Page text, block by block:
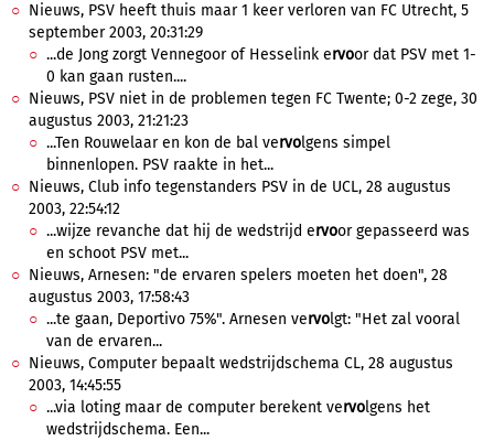
Nieuws, PSV heeft thuis maar 1 keer verloren van FC Utrecht, 5
september 2003, 20:31:29
...de Jong zorgt Vennegoor of Hesselink ervoor dat PSV met 1-
0 kan gaan rusten....
Nieuws, PSV niet in de problemen tegen FC Twente; 0-2 zege, 30
augustus 2003, 21:21:23
...Ten Rouwelaar en kon de bal vervolgens simpel
binnenlopen. PSV raakte in het...
Nieuws, Club info tegenstanders PSV in de UCL, 28 augustus
2003, 22:54:12
...wijze revanche dat hij de wedstrijd ervoor gepasseerd was
en schoot PSV met...
Nieuws, Arnesen: "de ervaren spelers moeten het doen", 28
augustus 2003, 17:58:43
...te gaan, Deportivo 75%". Arnesen vervolgt: "Het zal vooral
van de ervaren...
Nieuws, Computer bepaalt wedstrijdschema CL, 28 augustus
2003, 14:45:55
...via loting maar de computer berekent vervolgens het
wedstrijdschema. Een...